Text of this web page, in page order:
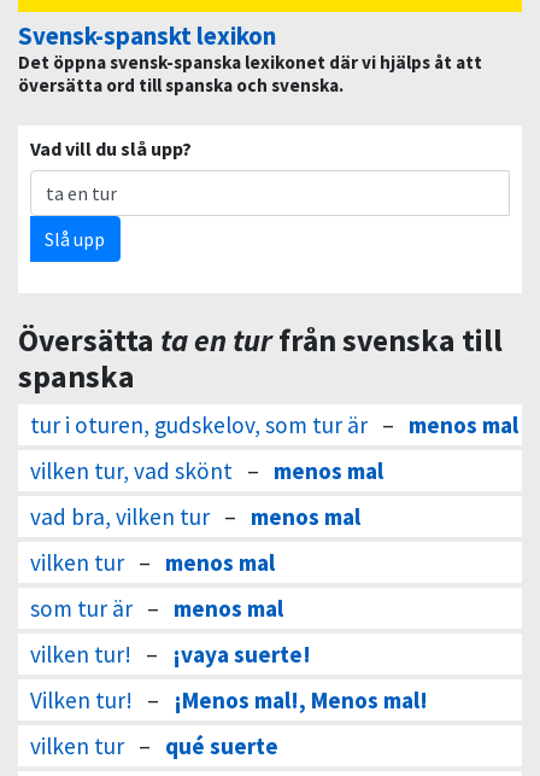
Svensk-spanskt lexikon
Det öppna svensk-spanska lexikonet där vi hjälps åt att
översätta ord till spanska och svenska.
Vad vill du slå upp?
Slå upp
Översätta ta en turfrån svenska till
spanska
tur i oturen, gudskelov, som tur är – menos mal
vilken tur, vad skönt – menos mal
vad bra, vilken tur – menos mal
vilken tur – menos mal
som tur är – menos mal
vilken tur! –
¡vaya suerte!
Vilken tur! –
¡Menos mal!, Menos mal!
vilken tur – qué suerte